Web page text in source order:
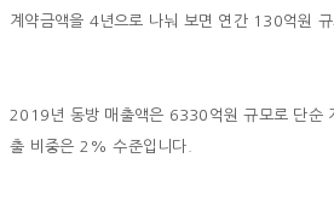
계약금액을 4년으로 나눠 보면 연간 130억원 규
2019년 동방 매출액은 6330억원 규모로 단순
출 비중은 2% 수준입니다.